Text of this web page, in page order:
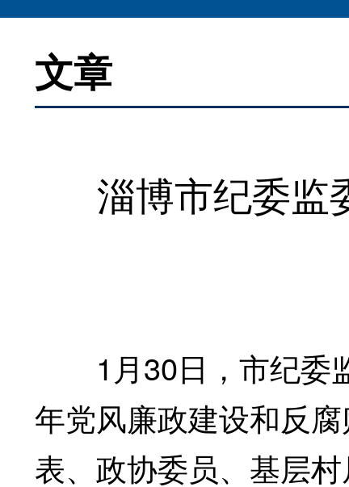
文章
淄博市纪委监
1月30日，市纪委监
年党风廉政建设和反
表、政协委员、基层